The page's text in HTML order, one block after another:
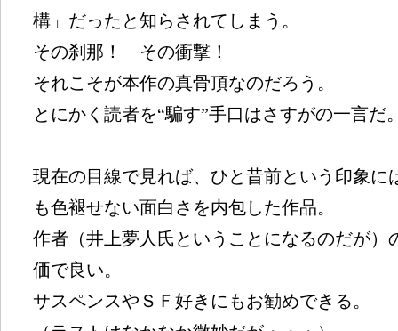
構」だったと知らされてしまう。
その刹那！ その衝撃！
それこそが本作の真骨頂なのだろう。
とにかく読者を“騙す”手口はさすがの一言だ
現在の目線で見れば、ひと昔前という印象に
も色褪せない面白さを内包した作品。
作者（井上夢人氏ということになるのだが）
価で良い。
サスペンスやＳＦ好きにもお勧めできる。